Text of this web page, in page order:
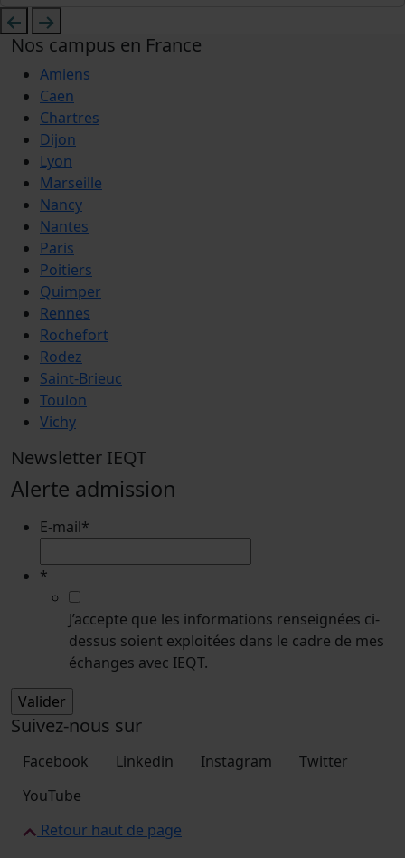
Nos campus en France
Amiens
Caen
Chartres
Dijon
Lyon
Marseille
Nancy
Nantes
Paris
Poitiers
Quimper
Rennes
Rochefort
Rodez
Saint-Brieuc
Toulon
Vichy
Newsletter IEQT
Alerte admission
E-mail*
*
J’accepte que les informations renseignées ci-
dessus soient exploitées dans le cadre de mes
échanges avec IEQT.
Suivez-nous sur
Facebook Linkedin Instagram
Twitter
YouTube
Retour haut de page